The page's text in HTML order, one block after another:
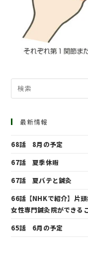
最新情報
68話 8月の予定
67話 夏季休暇
67話 夏バテと鍼灸
66話【NHKで紹介】片
女性専門鍼灸院ができる
65話 6月の予定